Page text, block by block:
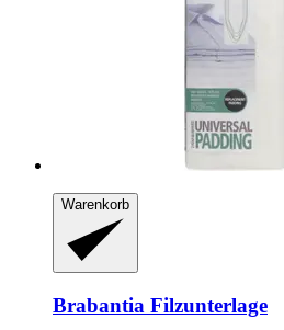
Warenkorb
Brabantia Filzunterlage